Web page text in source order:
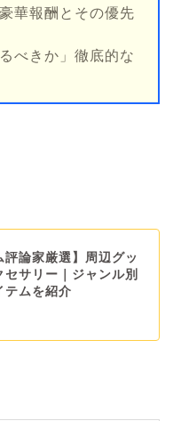
華報酬とその優先
べきか」徹底的な
評論家厳選】周辺グッ
セサリー｜ジャンル別
テムを紹介